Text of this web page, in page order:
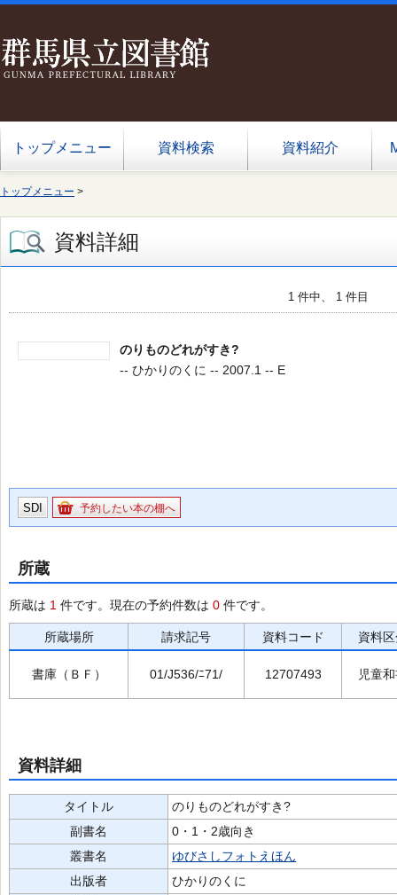
トップメニュー 資料検索 資料紹介
トップメニュー >
資料詳細
1 件中、 1 件目
のりものどれがすき?
-- ひかりのくに -- 2007.1 -- E
SDI 予約したい本の棚へ
所蔵
所蔵は 1 件です。現在の予約件数は 0 件です。
所蔵場所 請求記号 資料コード 資料
書庫（ＢＦ） 01/J536/ﾆ71/ 12707493 児童
資料詳細
タイトル
のりものどれがすき?
副書名
0・1・2歳向き
叢書名
ゆびさしフォトえほん
出版者
ひかりのくに